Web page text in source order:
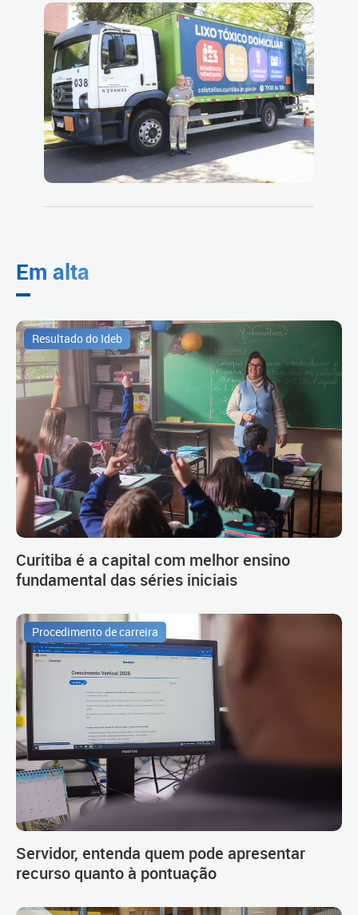
Em alta
Resultado do Ideb
Curitiba é a capital com melhor ensino
fundamental das séries iniciais
Procedimento de carreira
Servidor, entenda quem pode apresentar
recurso quanto à pontuação